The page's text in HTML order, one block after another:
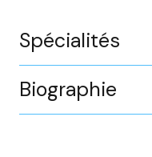
Spécialités
Biographie